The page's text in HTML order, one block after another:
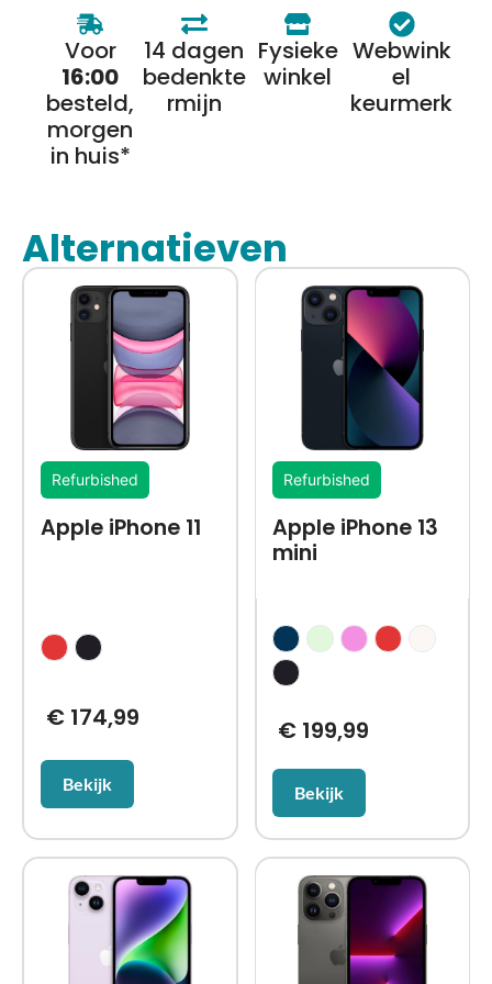
Voor
16:00
besteld,
morgen
in huis*
14 dagen
bedenkte
rmijn
Fysieke
winkel
Webwink
el
keurmerk
Alternatieven
Refurbished
Apple iPhone 11
€174,99
Bekijk
Refurbished
Apple iPhone 13
mini
€ 199,99
Bekijk